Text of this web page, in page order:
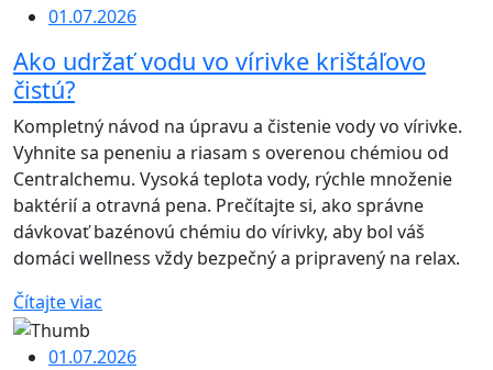
01.07.2026
Ako udržať vodu vo vírivke krištáľovo
čistú?
Kompletný návod na úpravu a čistenie vody vo vírivke.
Vyhnite sa peneniu a riasam s overenou chémiou od
Centralchemu. Vysoká teplota vody, rýchle množenie
baktérií a otravná pena. Prečítajte si, ako správne
dávkovať bazénovú chémiu do vírivky, aby bol váš
domáci wellness vždy bezpečný a pripravený na relax.
Čítajte viac
01.07.2026